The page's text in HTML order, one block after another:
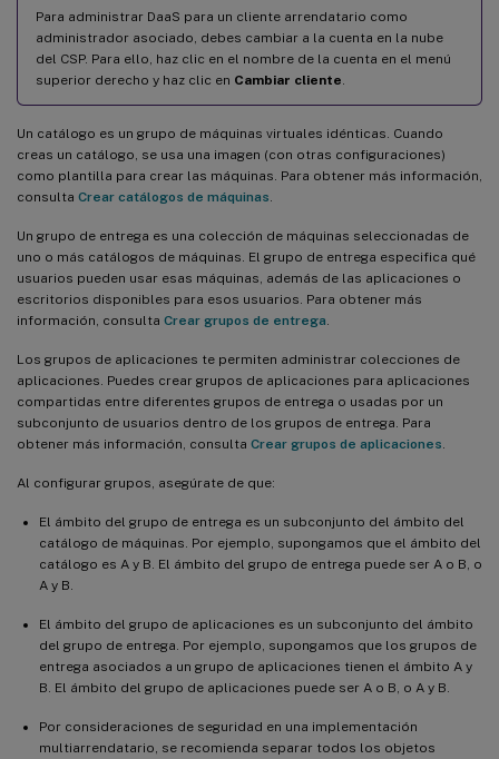
Para administrar DaaS para un cliente arrendatario como
administrador asociado, debes cambiar a la cuenta en la nube
del CSP. Para ello, haz clic en el nombre de la cuenta en el menú
superior derecho y haz clic en Cambiar cliente.
Un catálogo es un grupo de máquinas virtuales idénticas. Cuando
creas un catálogo, se usa una imagen (con otras configuraciones)
como plantilla para crear las máquinas. Para obtener más información,
consulta Crear catálogos de máquinas.
Un grupo de entrega es una colección de máquinas seleccionadas de
uno o más catálogos de máquinas. El grupo de entrega especifica qué
usuarios pueden usar esas máquinas, además de las aplicaciones o
escritorios disponibles para esos usuarios. Para obtener más
información, consulta Crear grupos de entrega.
Los grupos de aplicaciones te permiten administrar colecciones de
aplicaciones. Puedes crear grupos de aplicaciones para aplicaciones
compartidas entre diferentes grupos de entrega o usadas por un
subconjunto de usuarios dentro de los grupos de entrega. Para
obtener más información, consulta Crear grupos de aplicaciones.
Al configurar grupos, asegúrate de que:
El ámbito del grupo de entrega es un subconjunto del ámbito del
catálogo de máquinas. Por ejemplo, supongamos que el ámbito del
catálogo es A y B. El ámbito del grupo de entrega puede ser A o B, o
A y B.
El ámbito del grupo de aplicaciones es un subconjunto del ámbito
del grupo de entrega. Por ejemplo, supongamos que los grupos de
entrega asociados a un grupo de aplicaciones tienen el ámbito A y
B. El ámbito del grupo de aplicaciones puede ser A o B, o A y B.
Por consideraciones de seguridad en una implementación
multiarrendatario, se recomienda separar todos los objetos